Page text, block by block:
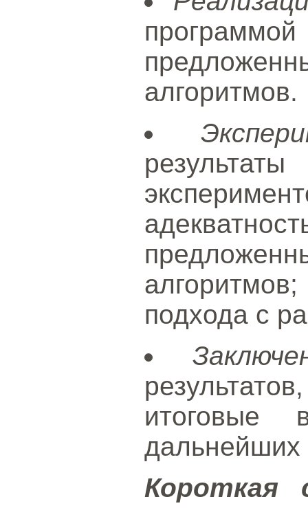
алгоритмов.
подхода с
итоговые
дальнейших
Короткая